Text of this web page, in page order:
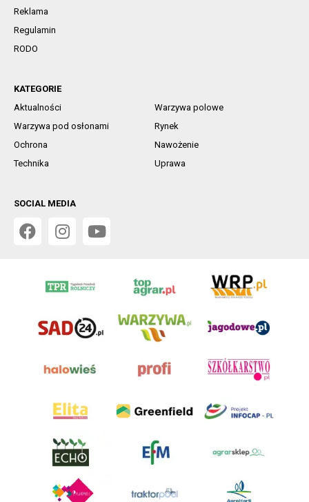
Reklama
Regulamin
RODO
KATEGORIE
Aktualności
Warzywa polowe
Warzywa pod osłonami
Rynek
Ochrona
Nawożenie
Technika
Uprawa
SOCIAL MEDIA